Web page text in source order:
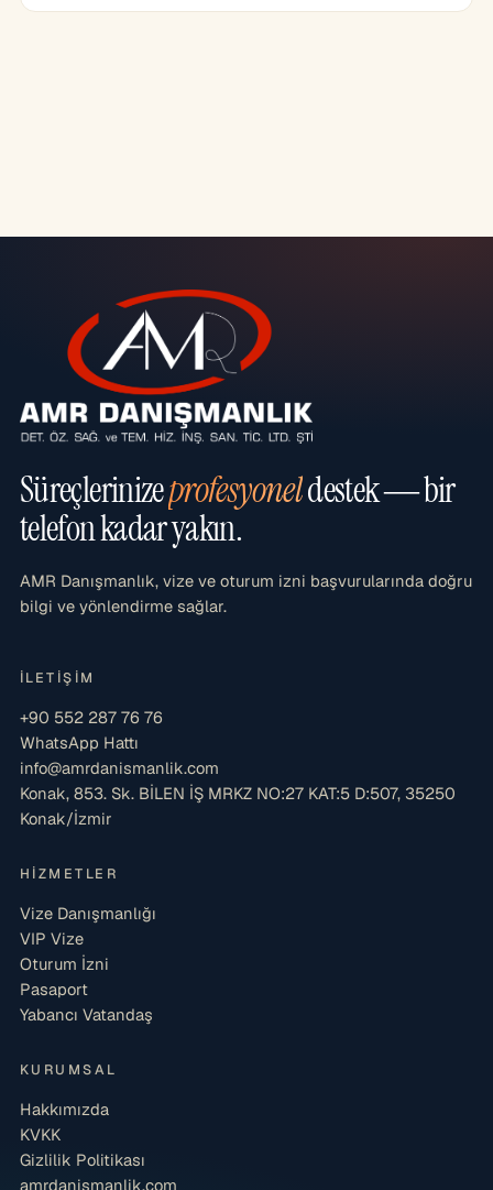
Süreçlerinizeprofesyoneldestek — bir
telefon kadar yakın.
AMR Danışmanlık, vize ve oturum izni başvurularında doğru
bilgi ve yönlendirme sağlar.
İLETIŞIM
+90 552 287 76 76
WhatsApp Hattı
info@amrdanismanlik.com
Konak, 853. Sk. BİLEN İŞ MRKZ NO:27 KAT:5 D:507, 35250
Konak/İzmir
HIZMETLER
Vize Danışmanlığı
VIP Vize
Oturum İzni
Pasaport
Yabancı Vatandaş
KURUMSAL
Hakkımızda
KVKK
Gizlilik Politikası
amrdanismanlik.com